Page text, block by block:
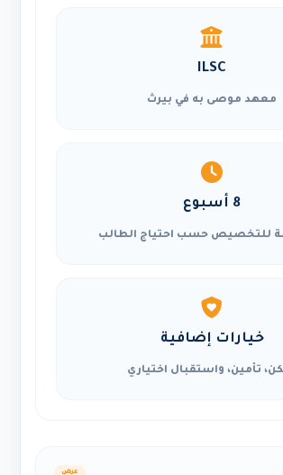
ILSC
معهد موصى به في بيرث
8 أسبوع
للتخصيص حسب احتياج الطالب
خيارات إضافية
تأمين، واستقبال اختياري
عرض